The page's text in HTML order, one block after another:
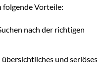
folgende Vorteile:
nach der richtigen
und seriöses